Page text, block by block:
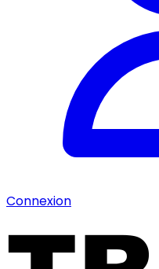
Connexion